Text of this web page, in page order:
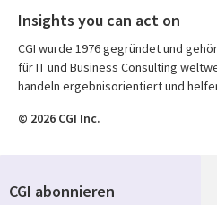
Insights you can act on
CGI wurde 1976 gegründet und
für IT und Business Consulting
handeln ergebnisorientiert und
© 2026 CGI Inc.
CGI abonnieren